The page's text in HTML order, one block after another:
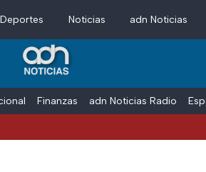
Deportes Noticias adn Noticias
Finanzas adn Noticias Radio